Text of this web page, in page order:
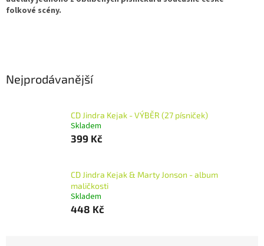
folkové scény.
Nejprodávanější
CD Jindra Kejak - VÝBĚR (27 písniček)
Skladem
399 Kč
CD Jindra Kejak & Marty Jonson - album
maličkosti
Skladem
448 Kč